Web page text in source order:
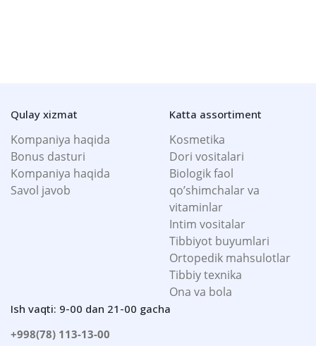
Qulay xizmat
Kompaniya haqida
Bonus dasturi
Kompaniya haqida
Savol javob
Katta assortiment
Kosmetika
Dori vositalari
Biologik faol
qo’shimchalar va
vitaminlar
Intim vositalar
Tibbiyot buyumlari
Ortopedik mahsulotlar
Tibbiy texnika
Ona va bola
Ish vaqti: 9-00 dan 21-00 gacha
+998(78) 113-13-00